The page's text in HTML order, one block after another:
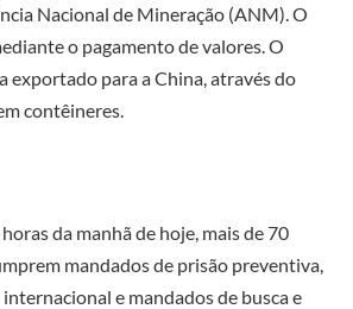
Nacional de Mineração (ANM). O
o pagamento de valores. O
exportado para a China, através do
contêineres.
da manhã de hoje, mais de 70
mandados de prisão preventiva,
e mandados de busca e